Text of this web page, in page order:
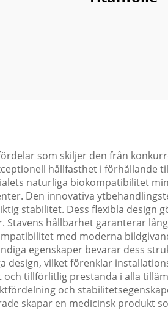
som skiljer den från
hållfasthet i förhållande
naturliga biokompatibilitet
Den innovativa
stabilitet. Dess flexibla design
hållbarhet garanterar
med moderna
egenskaper bevarar dess
design, vilket förenklar
tillförlitlig prestanda i alla
och
skapar en medicinsk produkt